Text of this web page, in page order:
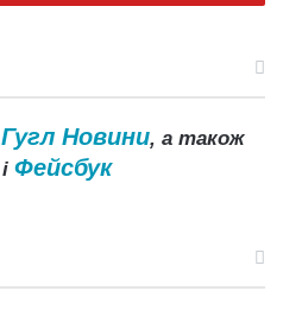
Гугл Новини, а також
і Фейсбук